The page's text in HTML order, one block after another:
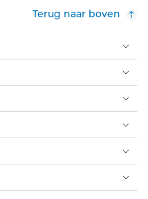
Terug naar boven